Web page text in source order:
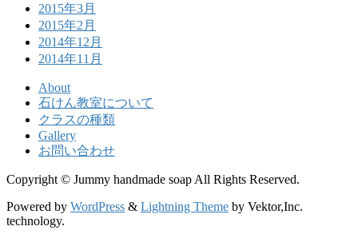
2015年3月
2015年2月
2014年12月
2014年11月
About
石けん教室について
クラスの種類
Gallery
お問い合わせ
Copyright © Jummy handmade soap All Rights Reserved.
Powered by WordPress & Lightning Theme by Vektor,Inc.
technology.